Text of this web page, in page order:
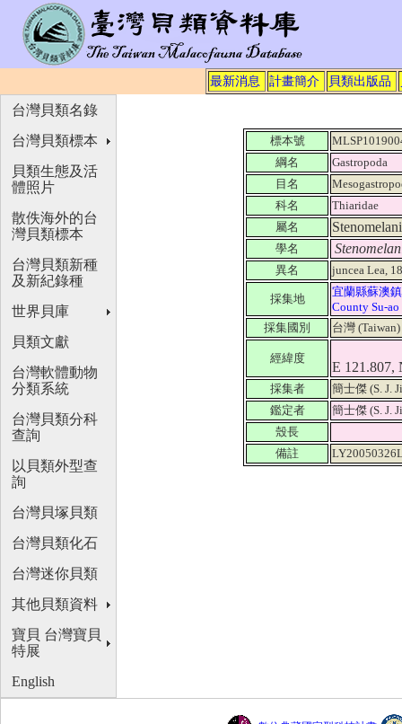
最新消息 計畫簡介 貝類出版品
標本號
綱名
Gastropoda
目名
科名
Thiaridae
屬名
學名
異名 juncea Lea,
採集地
宜蘭縣蘇澳
County Su-
採集國別
台灣
經緯度
E 121.807,
採集者
簡士傑 (S. J.
鑑定者
簡士傑 (S. J.
殼長
備註
台灣貝類名錄
台灣貝類標本
貝類生態及活
體照片
散佚海外的台
灣貝類標本
台灣貝類新種
及新紀錄種
世界貝庫
貝類文獻
台灣軟體動物
分類系統
台灣貝類分科
查詢
以貝類外型查
詢
台灣貝塚貝類
台灣貝類化石
台灣迷你貝類
其他貝類資料
寶貝 台灣寶貝
特展
English